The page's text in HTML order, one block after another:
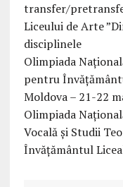
transfer/
Liceului de Arte
disciplinele
Olimpiada
pentru
Moldova – 21-22
Olimpiada
Vocală și Studii
Învățământul